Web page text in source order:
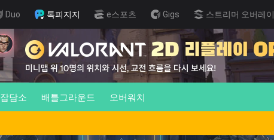
Duo 톡피지지 e스포츠 Gigs 스트리머 오버레이
잡담소 배틀그라운드 오버워치